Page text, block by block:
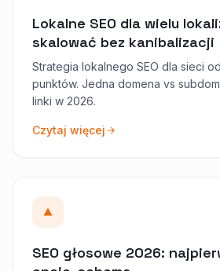
Lokalne SEO dla wielu
skalować bez kanibalizacji
Strategia lokalnego SEO dla sieci
punktów. Jedna domena vs
linki w 2026.
Czytaj więcej
SEO głosowe 2026: